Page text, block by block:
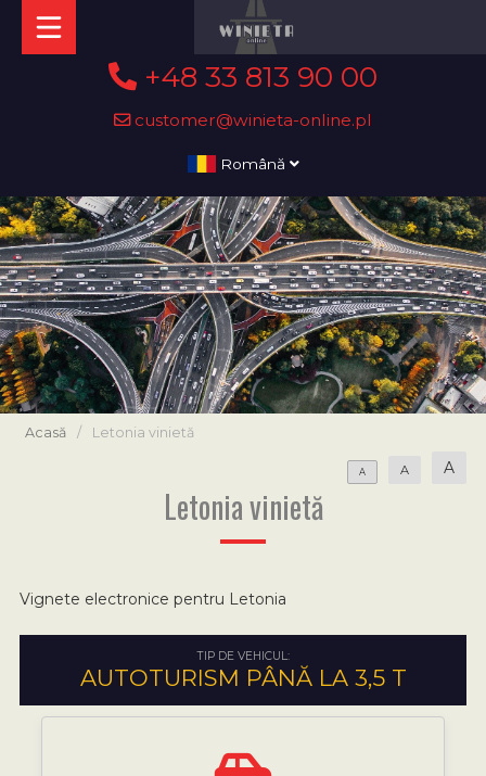
+48 33 813 90 00
customer@winieta-online.pl
Română
Acasă / Letonia vinietă
A A A
Letonia vinietă
Vignete electronice pentru Letonia
TIP DE VEHICUL:
AUTOTURISM PÂNĂ LA 3,5 T